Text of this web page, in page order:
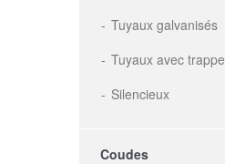
Tuyaux galvanisés
Tuyaux avec trappe
Silencieux
Coudes